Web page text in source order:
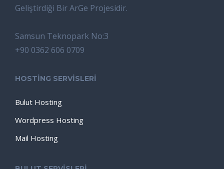
Geliştirdiği Bir ArGe Projesidir.
Samsun Teknopark No:3
+90 0362 606 0709
HOSTİNG SERVİSLERİ
Bulut Hosting
Wordpress Hosting
Mail Hosting